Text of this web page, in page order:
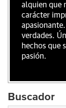
alquien que
carácter
verdades.
hechos que
pasión.
Buscador